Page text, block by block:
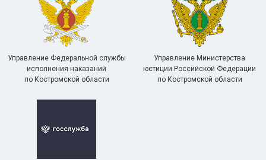
Управление Федеральной службы
исполнения наказаний
по Костромской области
Управление Министерства
юстиции Российской Федерации
по Костромской области